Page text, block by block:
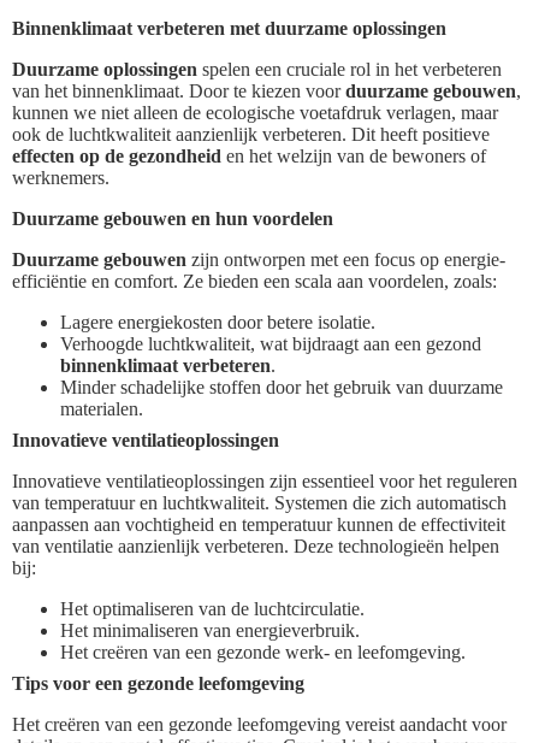
Binnenklimaat verbeteren met duurzame oplossingen
Duurzame oplossingen spelen een cruciale rol in het verbeteren
van het binnenklimaat. Door te kiezen voorduurzame gebouwen,
kunnen we niet alleen de ecologische voetafdruk verlagen, maar
ook de luchtkwaliteit aanzienlijk verbeteren. Dit heeft positieve
effecten op de gezondheid en het welzijn van de bewoners of
werknemers.
Duurzame gebouwen en hun voordelen
Duurzame gebouwen zijn ontworpen met een focus op energie-
efficiëntie en comfort. Ze bieden een scala aan voordelen, zoals:
Lagere energiekosten door betere isolatie.
Verhoogde luchtkwaliteit, wat bijdraagt aan een gezond
binnenklimaat verbeteren.
Minder schadelijke stoffen door het gebruik van duurzame
materialen.
Innovatieve ventilatieoplossingen
Innovatieve ventilatieoplossingen zijn essentieel voor het reguleren
van temperatuur en luchtkwaliteit. Systemen die zich automatisch
aanpassen aan vochtigheid en temperatuur kunnen de effectiviteit
van ventilatie aanzienlijk verbeteren. Deze technologieën helpen
bij:
Het optimaliseren van de luchtcirculatie.
Het minimaliseren van energieverbruik.
Het creëren van een gezonde werk- en leefomgeving.
Tips voor een gezonde leefomgeving
Het creëren van een gezonde leefomgeving vereist aandacht voor